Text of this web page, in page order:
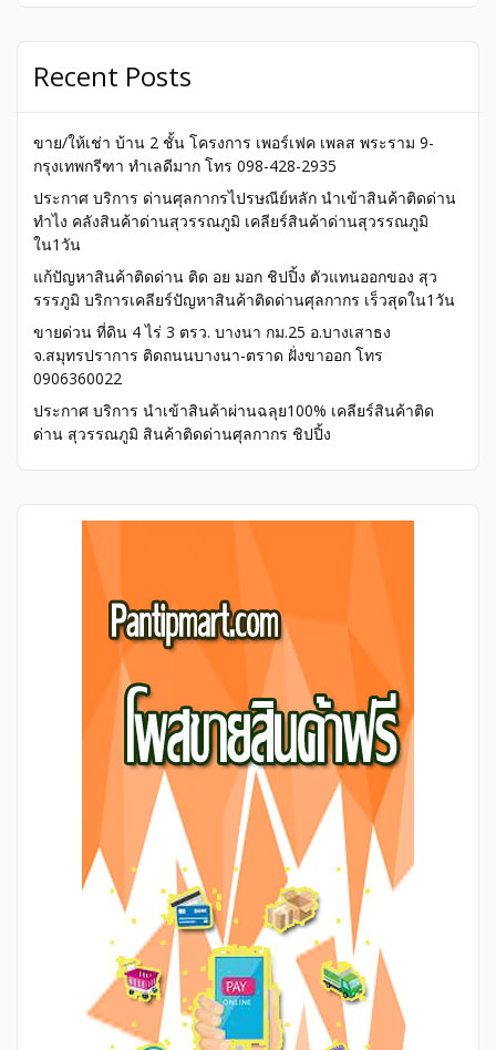
Recent Posts
ขาย/ให้เช่า บ้าน 2 ชั้น โครงการ เพอร์เฟค เพลส พระราม 9-
กรุงเทพกรีฑา ทำเลดีมาก โทร 098-428-2935
ประกาศ บริการ ด่านศุลกากรไปรษณีย์หลัก นำเข้าสินค้าติดด่าน
ทำไง คลังสินค้าด่านสุวรรณภูมิ เคลียร์สินค้าด่านสุวรรณภูมิ
ใน1วัน
แก้ปัญหาสินค้าติดด่าน ติด อย มอก ชิปปิ้ง ตัวแทนออกของ สุว
รรรภูมิ บริการเคลียร์ปัญหาสินค้าติดด่านศุลกากร เร็วสุดใน1วัน
ขายด่วน ที่ดิน 4 ไร่ 3 ตรว. บางนา กม.25 อ.บางเสาธง
จ.สมุทรปราการ ติดถนนบางนา-ตราด ฝั่งขาออก โทร
0906360022
ประกาศ บริการ นำเข้าสินค้าผ่านฉลุย100% เคลียร์สินค้าติด
ด่าน สุวรรณภูมิ สินค้าติดด่านศุลกากร ชิปปิ้ง